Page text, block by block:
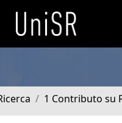
1 Contributo su